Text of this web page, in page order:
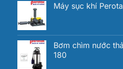
Máy sục khí
Bơm chìm nước
180